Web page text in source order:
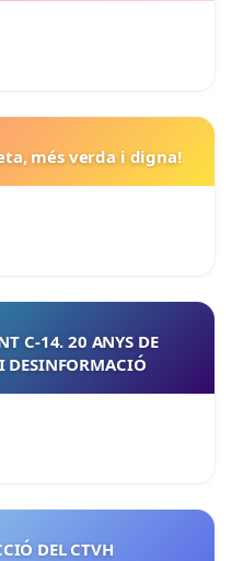
més verda i digna!
C-14. 20 ANYS DE
DESINFORMACIÓ
DEL CTVH